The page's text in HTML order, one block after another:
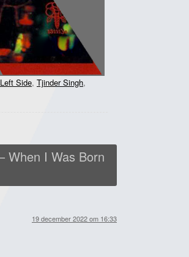
Side, Tjinder Singh,
When I Was Born
19 december 2022 om 16:33